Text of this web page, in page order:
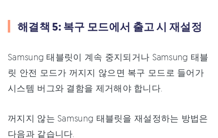
해결책 5: 복구 모드에서 출고 시 재설정
Samsung 태블릿이 계속 중지되거나 Samsung 태블
릿 안전 모드가 꺼지지 않으면 복구 모드로 들어가
시스템 버그와 결함을 제거해야 합니다.
꺼지지 않는 Samsung 태블릿을 재설정하는 방법은
다음과 같습니다.